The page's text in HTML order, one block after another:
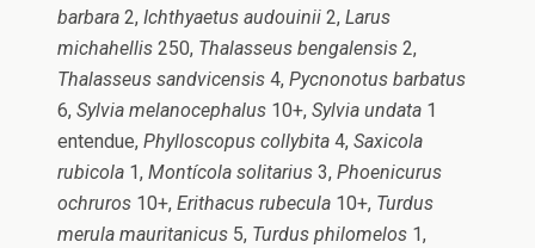
barbara 2,Ichthyaetus audouinii 2,Larus
michahellis 250, Thalasseus bengalensis 2,
Thalasseus sandvicensis 4,Pycnonotus barbatus
6,Sylvia melanocephalus 10+,Sylvia undata 1
entendue,Phylloscopus collybita 4,Saxicola
rubicola 1, Montícola solitarius 3,Phoenicurus
ochruros 10+,Erithacus rubecula 10+, Turdus
merula mauritanicus 5, Turdus philomelos 1,